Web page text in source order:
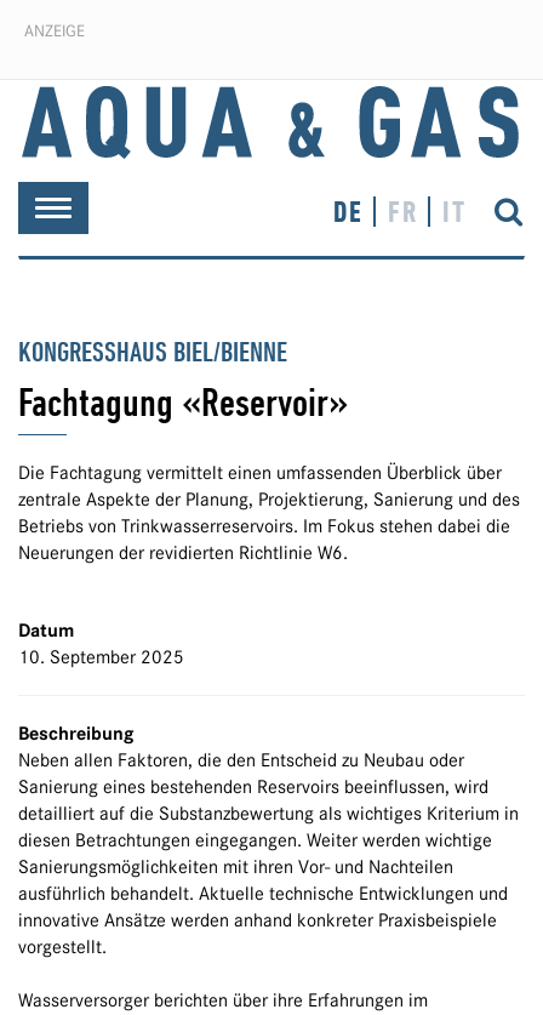
ANZEIGE
Toggle
navigation
DE FR IT
KONGRESSHAUS BIEL/BIENNE
Fachtagung «Reservoir»
Die Fachtagung vermittelt einen umfassenden Überblick über
zentrale Aspekte der Planung, Projektierung, Sanierung und des
Betriebs von Trinkwasserreservoirs. Im Fokus stehen dabei die
Neuerungen der revidierten Richtlinie W6.
Datum
10. September 2025
Beschreibung
Neben allen Faktoren, die den Entscheid zu Neubau oder
Sanierung eines bestehenden Reservoirs beeinflussen, wird
detailliert auf die Substanzbewertung als wichtiges Kriterium in
diesen Betrachtungen eingegangen. Weiter werden wichtige
Sanierungsmöglichkeiten mit ihren Vor- und Nachteilen
ausführlich behandelt. Aktuelle technische Entwicklungen und
innovative Ansätze werden anhand konkreter Praxisbeispiele
vorgestellt.
Wasserversorger berichten über ihre Erfahrungen im